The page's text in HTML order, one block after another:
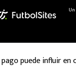
puede influir en